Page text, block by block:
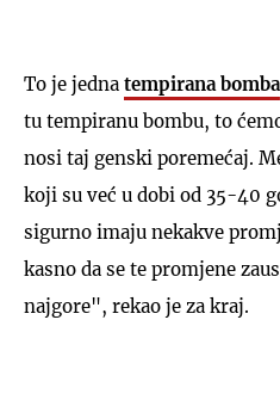
To je jedna tempirana bomba
tu tempiranu bombu, to
nosi taj genski poremećaj.
koji su već u dobi od 35-40
sigurno imaju nekakve
kasno da se te promjene
najgore", rekao je za kraj.